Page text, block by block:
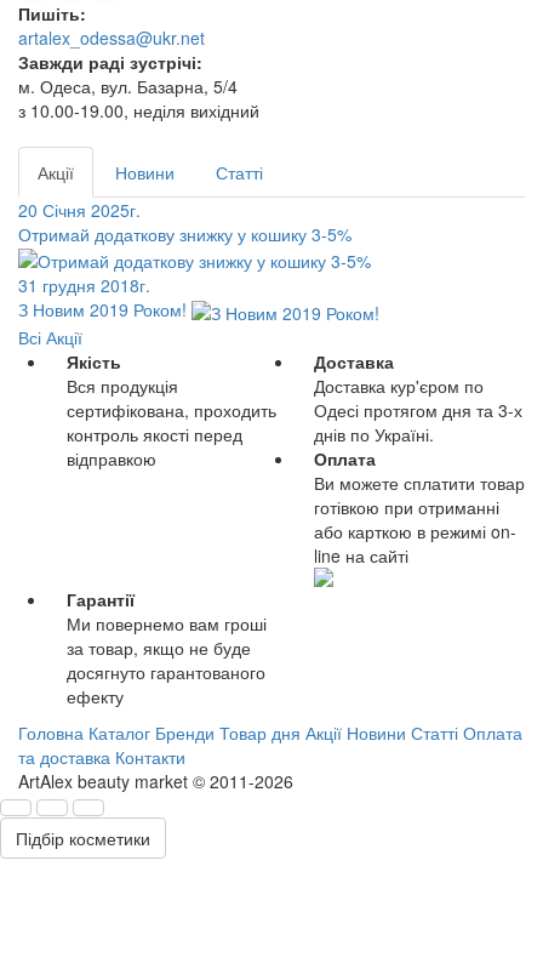
Пишіть:
artalex_odessa@ukr.net
Завжди раді зустрічі:
м. Одеса, вул. Базарна, 5/4
з 10.00-19.00, неділя вихідний
Акції Новини
Статті
20 Січня 2025г.
Отримай додаткову знижку у кошику 3-5%
31 грудня 2018г.
З Новим 2019 Роком!
Всі Акції
Якість
Вся продукція
сертифікована, проходить
контроль якості перед
відправкою
Доставка
Доставка кур'єром по
Одесі протягом дня та 3-х
днів по Україні.
Оплата
Ви можете сплатити товар
готівкою при отриманні
або карткою в режимі on-
line на сайті
Гарантії
Ми повернемо вам гроші
за товар, якщо не буде
досягнуто гарантованого
ефекту
Головна Каталог Бренди Товар дня Акції Новини Статті Оплата
та доставка Контакти
ArtAlex beauty market © 2011-2026
Підбір косметики